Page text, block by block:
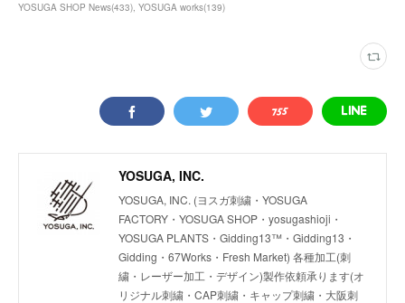
YOSUGA SHOP News(433) YOSUGA works(139)
YOSUGA, INC.
YOSUGA, INC. (ヨスガ刺繍・YOSUGA
FACTORY・YOSUGA SHOP・yosugashioji・
YOSUGA PLANTS・Gidding13™・Gidding13・
Gidding・67Works・Fresh Market) 各種加工(刺
繍・レーザー加工・デザイン)製作依頼承ります(オ
リジナル刺繍・CAP刺繍・キャップ刺繍・大阪刺